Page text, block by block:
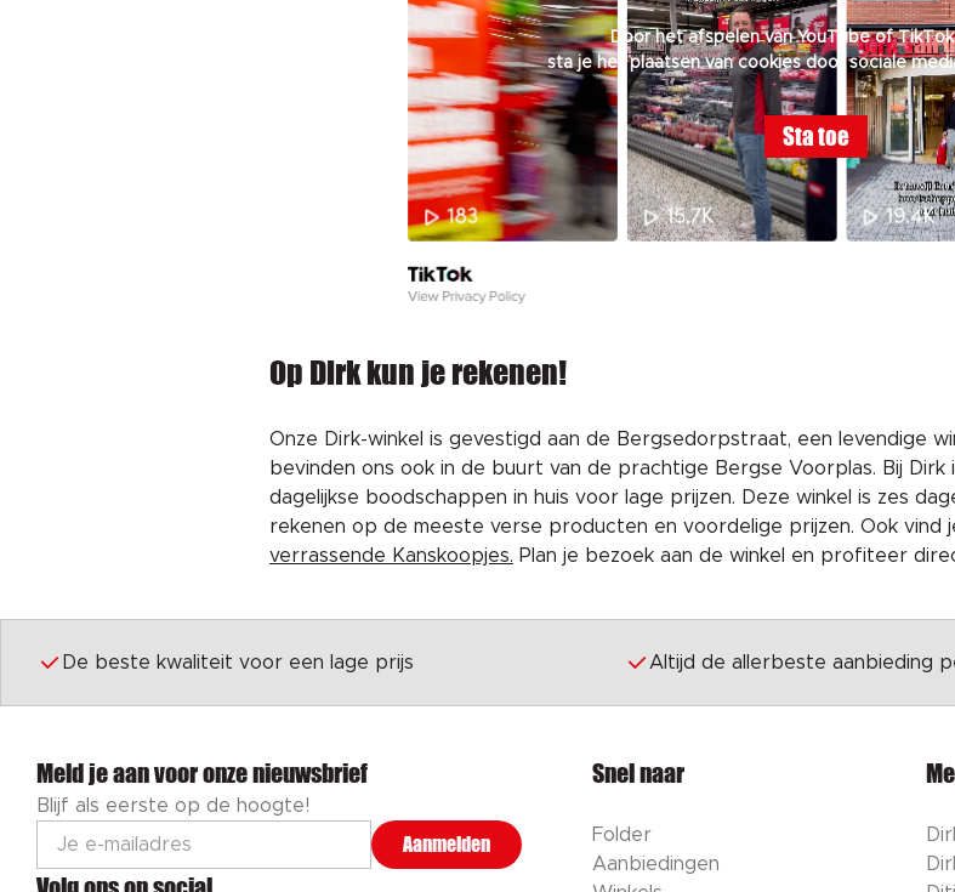
Door het afspelen van YouTube of
sta je het plaatsen van cookies door sociale
Sta toe
Op Dirk kun je rekenen!
Onze Dirk-winkel is gevestigd aan de Bergsedorpstraat, een levendige
bevinden ons ook in de buurt van de prachtige Bergse Voorplas. Bij
dagelijkse boodschappen in huis voor lage prijzen. Deze winkel is zes
rekenen op de meeste verse producten en voordelige prijzen. Ook vind
verrassende Kanskoopjes. Plan je bezoek aan de winkel en profiteer
De beste kwaliteit voor een lage prijs Altijd de allerbeste aanbieding
Meld je aan voor onze nieuwsbrief
Blijf als eerste op de hoogte!
Aanmelden
Snel naar
Folder
Aanbiedingen